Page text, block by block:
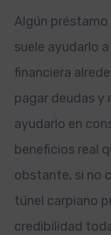
Algún
suele ayudarlo
financiera
pagar deudas y
ayudarlo en
beneficios real
obstante, si no
túnel carpiano
credibilidad